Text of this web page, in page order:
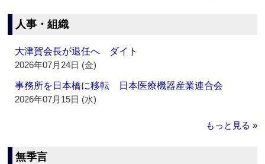
人事・組織
大津賀会長が退任へ ダイト
2026年07月24日 (金)
事務所を日本橋に移転 日本医療機器産業連合会
2026年07月15日 (水)
もっと見る »
無季言